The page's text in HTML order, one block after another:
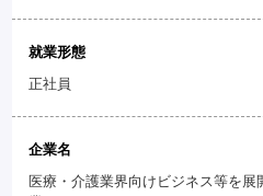
就業形態
正社員
企業名
医療・介護業界向けビジネス等を